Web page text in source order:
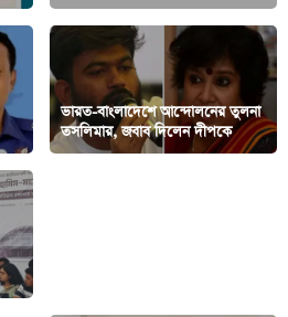
ভারত-বাংলাদেশে আন্দোলনের তুলনা
তসলিমার, জবাব দিলেন দীপকে